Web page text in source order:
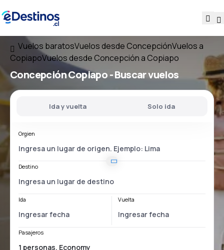
Vuelos baratosVuelos desde ConcepciónVuelos a
CopiapoVuelos desde Concepción a Copiapo
Concepción Copiapo- Buscar vuelos
Ida y vuelta Solo ida
Orgien
Destino
Ida Vuelta
Pasajeros